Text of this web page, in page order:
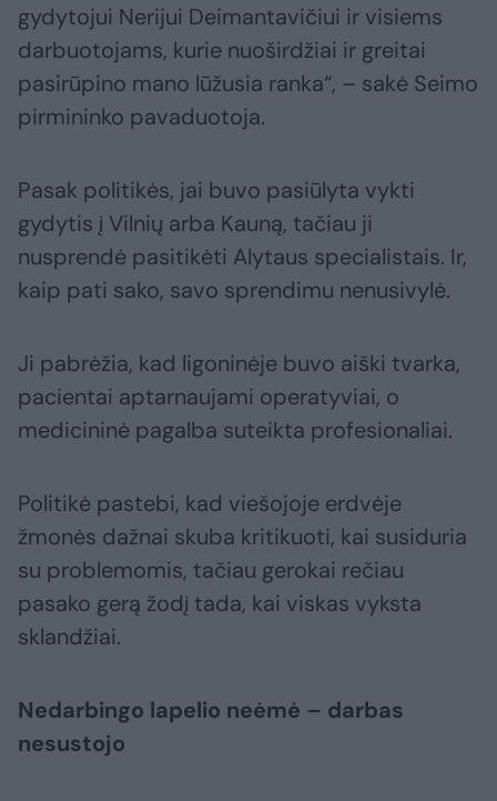
gydytojui Nerijui Deimantavičiui ir visiems
darbuotojams, kurie nuoširdžiai ir greitai
pasirūpino mano lūžusia ranka“, – sakė Seimo
pirmininko pavaduotoja.
Pasak politikės, jai buvo pasiūlyta vykti
gydytis į Vilnių arba Kauną, tačiau ji
nusprendė pasitikėti Alytaus specialistais. Ir,
kaip pati sako, savo sprendimu nenusivylė.
Ji pabrėžia, kad ligoninėje buvo aiški tvarka,
pacientai aptarnaujami operatyviai, o
medicininė pagalba suteikta profesionaliai.
Politikė pastebi, kad viešojoje erdvėje
žmonės dažnai skuba kritikuoti, kai susiduria
su problemomis, tačiau gerokai rečiau
pasako gerą žodį tada, kai viskas vyksta
sklandžiai.
Nedarbingo lapelio neėmė – darbas
nesustojo